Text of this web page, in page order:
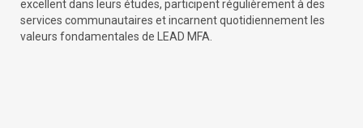
excellent dans leurs études, participent régulièrement à des
services communautaires et incarnent quotidiennement les
valeurs fondamentales de LEAD MFA.